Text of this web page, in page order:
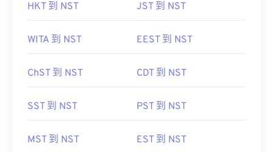
HKT 到 NST JST 到 NST
WITA 到 NST EEST 到 NST
ChST 到 NST CDT 到 NST
SST 到 NST PST 到 NST
MST 到 NST EST 到 NST